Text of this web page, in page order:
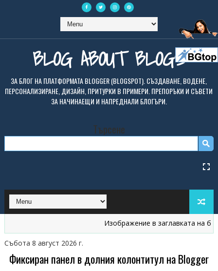
BLOG ABOUT BLOGS
ЗА БЛОГ НА ПЛАТФОРМАТА BLOGGER (BLOGSPOT). СЪЗДАВАНЕ, ВОДЕНЕ,
ПЕРСОНАЛИЗИРАНЕ, ДИЗАЙН, ПРИТУРКИ В ПРИМЕРИ. ПРЕПОРЪКИ И СЪВЕТИ
ЗА НАЧИНАЕЩИ И НАПРЕДНАЛИ БЛОГЪРИ.
Търсене
Изображение в заглавката на блога
Събота 8 август 2026 г.
Фиксиран панел в долния колонтитул на Blogger